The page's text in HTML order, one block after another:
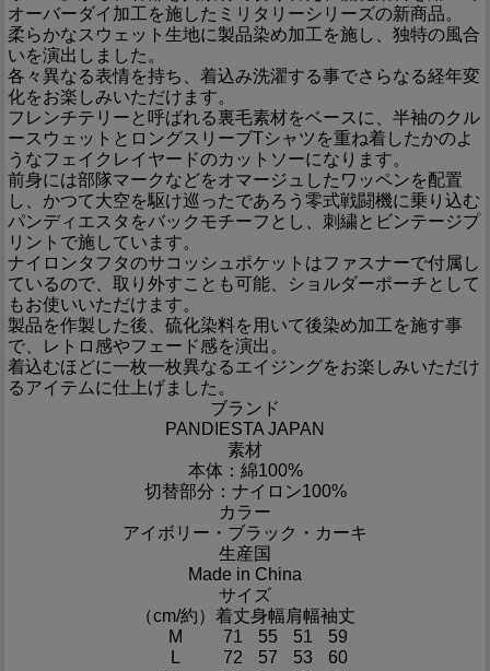
オーバーダイ加工を施したミリタリーシリーズの新商品。
柔らかなスウェット生地に製品染め加工を施し、独特の風合
いを演出しました。
各々異なる表情を持ち、着込み洗濯する事でさらなる経年変
化をお楽しみいただけます。
フレンチテリーと呼ばれる裏毛素材をベースに、半袖のクル
ースウェットとロングスリーブTシャツを重ね着したかのよ
うなフェイクレイヤードのカットソーになります。
前身には部隊マークなどをオマージュしたワッペンを配置
し、かつて大空を駆け巡ったであろう零式戦闘機に乗り込む
パンディエスタをバックモチーフとし、刺繍とビンテージプ
リントで施しています。
ナイロンタフタのサコッシュポケットはファスナーで付属し
ているので、取り外すことも可能、ショルダーポーチとして
もお使いいただけます。
製品を作製した後、硫化染料を用いて後染め加工を施す事
で、レトロ感やフェード感を演出。
着込むほどに一枚一枚異なるエイジングをお楽しみいただけ
るアイテムに仕上げました。
ブランド
PANDIESTA JAPAN
素材
本体：綿100%
切替部分：ナイロン100%
カラー
アイボリー・ブラック・カーキ
生産国
Made in China
サイズ
（cm/約） 着丈身幅肩幅袖丈
M
71 55 51
59
L
72 57 53
60